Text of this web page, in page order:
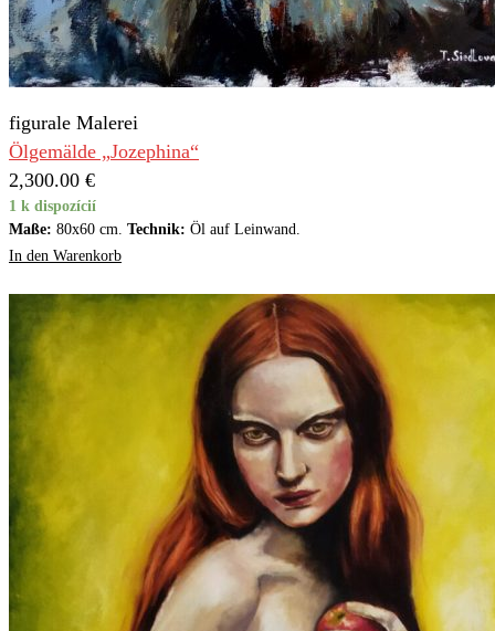
figurale Malerei
Ölgemälde „Jozephina“
2,300.00 €
1 k dispozícií
Maße: 80x60 cm. Technik: Öl auf Leinwand.
In den Warenkorb